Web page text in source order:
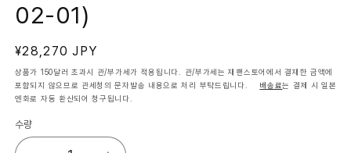
열02-01)
정
가
¥28,270 JPY
상품가 150달러 초과시 관/부가세가 적용됩니다. 관/부가세는 재팬스토어에서 결재한 금액에
포함되지 않으므로 관세청의 문자발송 내용으로 처리 부탁드립니다. 배송료는 결제 시 일본
엔화로 자동 환산되어 청구됩니다.
수량